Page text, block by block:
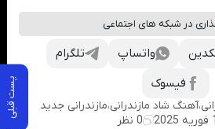
پست قبلی
در شبکه های اجتماعی
تلگرام واتساپ
فیسوک
،آهنگ شاد مازندرانی،مازندرانی جدید
0 نظر